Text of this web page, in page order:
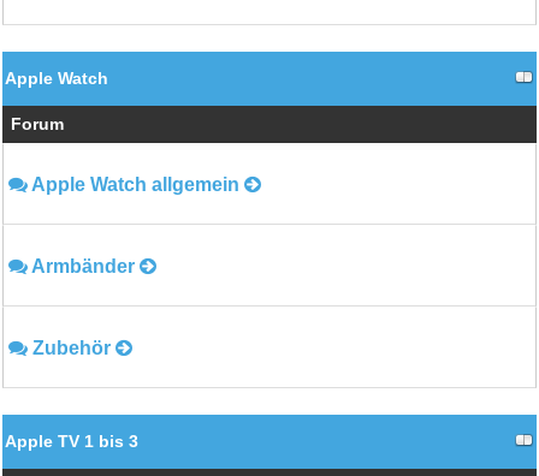
Apple Watch
Forum
Apple Watch allgemein
Armbänder
Zubehör
Apple TV 1 bis 3